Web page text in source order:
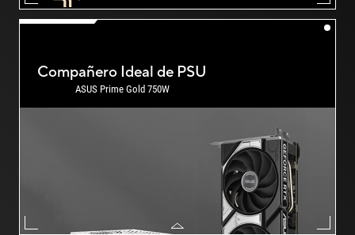
Compañero Ideal de PSU
ASUS Prime Gold 750W